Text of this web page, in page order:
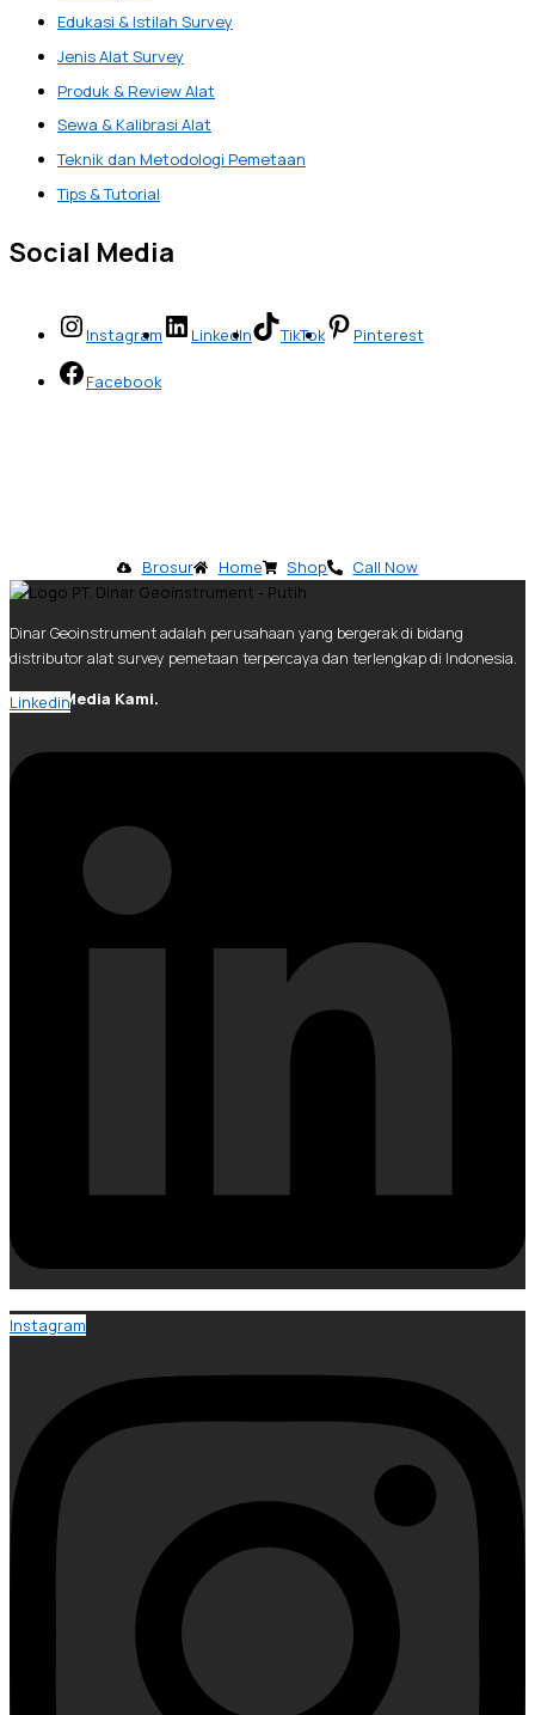
Edukasi & Istilah Survey
Jenis Alat Survey
Produk & Review Alat
Sewa & Kalibrasi Alat
Teknik dan Metodologi Pemetaan
Tips & Tutorial
Social Media
Instagram LinkedIn TikTok Pinterest
Facebook
Brosur Home Shop Call Now
Dinar Geoinstrument adalah perusahaan yang bergerak di bidang
distributor alat survey pemetaan terpercaya dan terlengkap di Indonesia.
Social Media Kami.
Linkedin
Instagram